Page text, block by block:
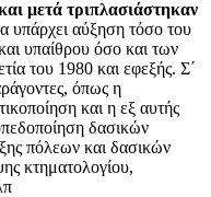
μετά τριπλασιάστηκαν
υπάρχει αύξηση τόσο του
υπαίθρου όσο και των
του 1980 και εφεξής. Σ΄
όπως η
και η εξ αυτής
δασικών
πόλεων και δασικών
κτηματολογίου,